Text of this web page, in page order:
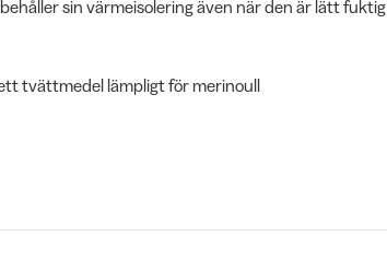
sin värmeisolering även när den är lätt fuktig
tvättmedel lämpligt för merinoull